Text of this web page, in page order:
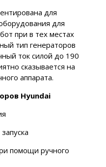
для
для
при в тех местах
тип генераторов
ток силой до 190
сказывается на
аппарата.
Hyundai
помощи ручного